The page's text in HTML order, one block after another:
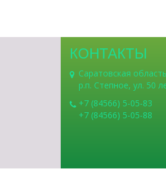
КОНТАКТЫ
Саратовская
р.п. Степное, ул. 50
+7 (84566) 5-05-83
+7 (84566) 5-05-88